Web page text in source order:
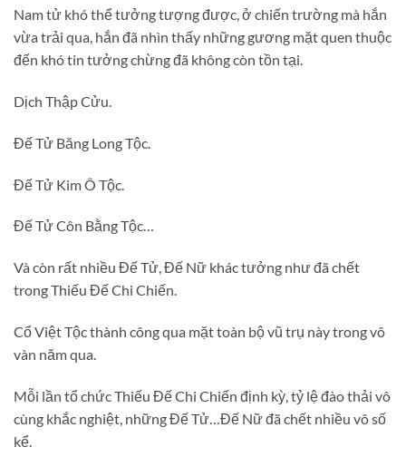
Nam tử khó thể tưởng tượng được, ở chiến trường mà hắn
vừa trải qua, hắn đã nhìn thấy những gương mặt quen thuộc
đến khó tin tưởng chừng đã không còn tồn tại.
Dịch Thập Cửu.
Đế Tử Băng Long Tộc.
Đế Tử Kim Ô Tộc.
Đế Tử Côn Bằng Tộc…
Và còn rất nhiều Đế Tử, Đế Nữ khác tưởng như đã chết
trong Thiếu Đế Chi Chiến.
Cổ Việt Tộc thành công qua mặt toàn bộ vũ trụ này trong vô
vàn năm qua.
Mỗi lần tổ chức Thiếu Đế Chi Chiến định kỳ, tỷ lệ đào thải vô
cùng khắc nghiệt, những Đế Tử…Đế Nữ đã chết nhiều vô số
kể.